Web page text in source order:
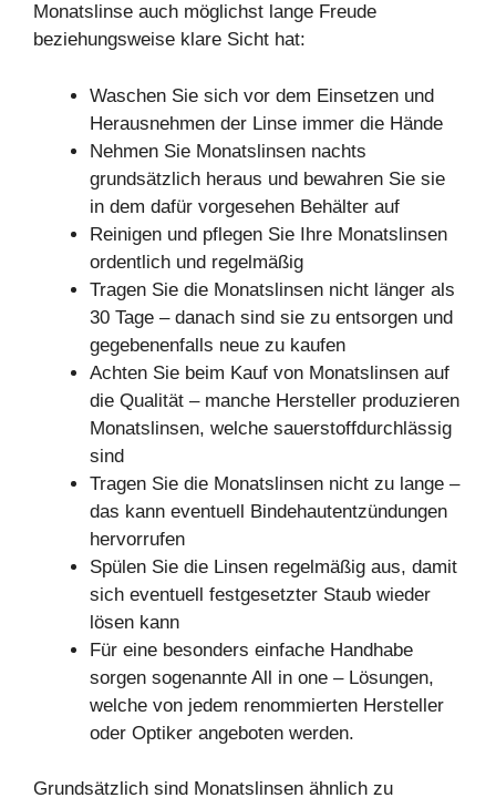
Monatslinse auch möglichst lange Freude
beziehungsweise klare Sicht hat:
Waschen Sie sich vor dem Einsetzen und
Herausnehmen der Linse immer die Hände
Nehmen Sie Monatslinsen nachts
grundsätzlich heraus und bewahren Sie sie
in dem dafür vorgesehen Behälter auf
Reinigen und pflegen Sie Ihre Monatslinsen
ordentlich und regelmäßig
Tragen Sie die Monatslinsen nicht länger als
30 Tage – danach sind sie zu entsorgen und
gegebenenfalls neue zu kaufen
Achten Sie beim Kauf von Monatslinsen auf
die Qualität – manche Hersteller produzieren
Monatslinsen, welche sauerstoffdurchlässig
sind
Tragen Sie die Monatslinsen nicht zu lange –
das kann eventuell Bindehautentzündungen
hervorrufen
Spülen Sie die Linsen regelmäßig aus, damit
sich eventuell festgesetzter Staub wieder
lösen kann
Für eine besonders einfache Handhabe
sorgen sogenannte All in one – Lösungen,
welche von jedem renommierten Hersteller
oder Optiker angeboten werden.
Grundsätzlich sind Monatslinsen ähnlich zu